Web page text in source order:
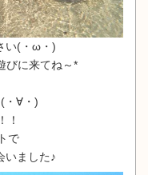
い(・ω・)
びに来てね～*
・∀・)
！
で
いました♪